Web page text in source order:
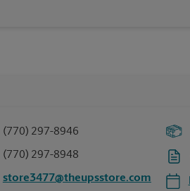
(770) 297-8946
(770) 297-8948
store3477@theupsstore.com